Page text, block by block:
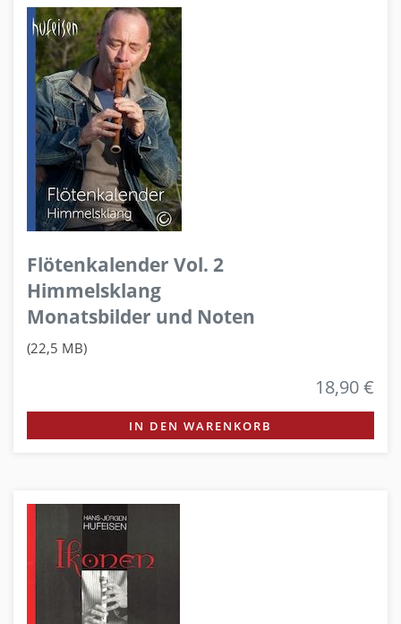
Flötenkalender Vol. 2
Himmelsklang
Monatsbilder und Noten
(22,5 MB)
18,90 €
IN DEN WARENKORB